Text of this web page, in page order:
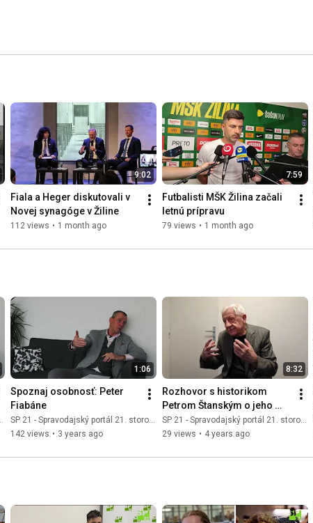
9:02
Fiala a Heger diskutovali v
Novej synagóge v Žiline
112 views • 1 month ago
7:59
Futbalisti MŠK Žilina začali
letnú prípravu
79 views • 1 month ago
1:06
Spoznaj osobnosť: Peter
Fiabáne
SP 21 - Spravodajský portál 21. storočia
142 views • 3 years ago
8:32
Rozhovor s historikom
Petrom Štanským o jeho
vášni ku histórii
SP 21 - Spravodajský portál 21. storočia
29 views • 4 years ago